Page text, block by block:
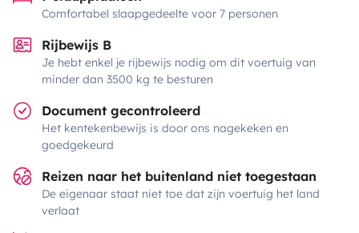
Comfortabel slaapgedeelte voor 7 personen
Rijbewijs B
Je hebt enkel je rijbewijs nodig om dit voertuig van
minder dan 3500 kg te besturen
Document gecontroleerd
Het kentekenbewijs is door ons nagekeken en
goedgekeurd
Reizen naar het buitenland niet toegestaan
De eigenaar staat niet toe dat zijn voertuig het land
verlaat